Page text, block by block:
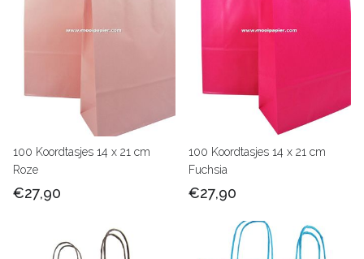
100 Koordtasjes 14 x 21 cm
Roze
€27,90
100 Koordtasjes 14 x 21 cm
Fuchsia
€27,90